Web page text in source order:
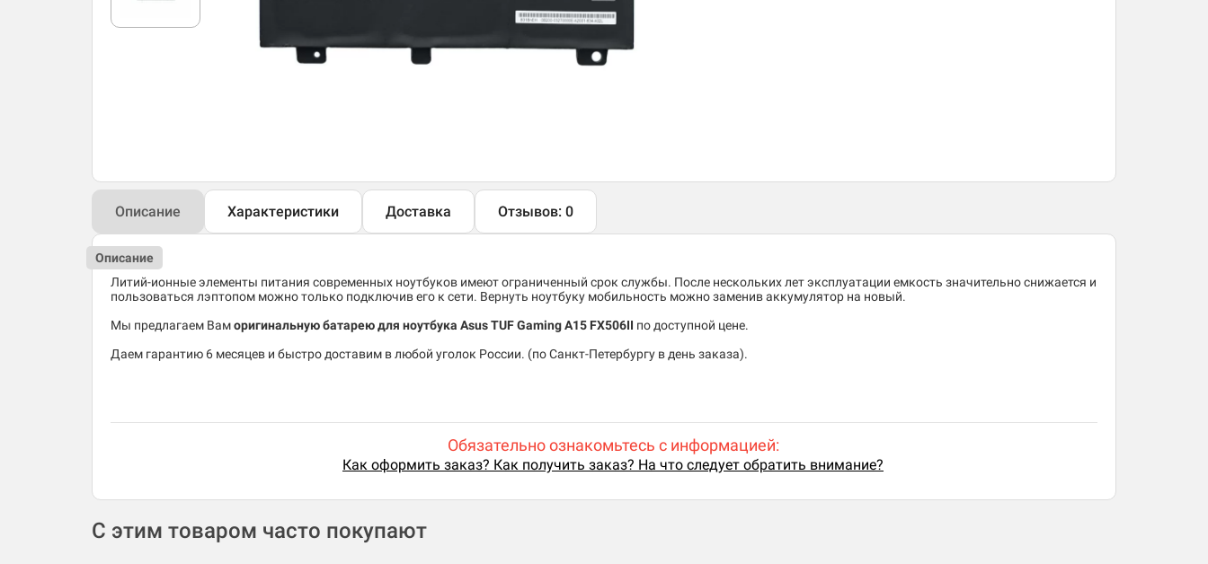
Описание Характеристики Доставка Отзывов: 0
Описание
Литий-ионные элементы питания современных ноутбуков имеют ограниченный срок службы. После нескольких лет эксплуатации емкость значительно снижается и
пользоваться лэптопом можно только подключив его к сети. Вернуть ноутбуку мобильность можно заменив аккумулятор на новый.
Мы предлагаем Ваморигинальную батарею для ноутбука Asus TUF Gaming A15 FX506II по доступной цене.
Даем гарантию 6 месяцев и быстро доставим в любой уголок России. (по Санкт-Петербургу в день заказа).
Обязательно ознакомьтесь с информацией:
Как оформить заказ? Как получить заказ? На что следует обратить внимание?
С этим товаром часто покупают